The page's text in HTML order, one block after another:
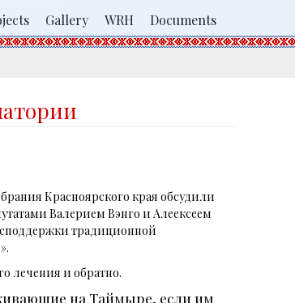
Gallery WRH Documents
Красноярского края обсудили
Валерием Вэнго и Алеексеем
традиционной
лечения и обратно.
на Таймыре, если им